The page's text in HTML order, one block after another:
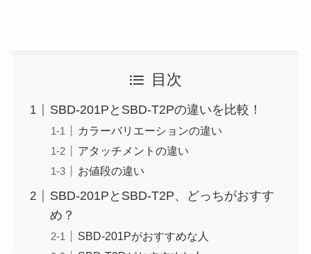
目次
SBD-201PとSBD-T2Pの違いを比較！
カラーバリエーションの違い
アタッチメントの違い
お値段の違い
SBD-201PとSBD-T2P、どっちがおすす
め？
SBD-201Pがおすすめな人